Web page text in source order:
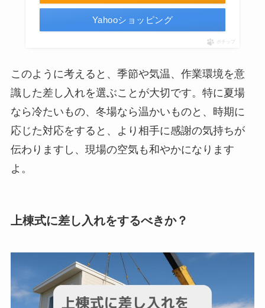
Yahooショッピング
ポチップ
このように考えると、季節や気温、作業環境を意
識した差し入れを選ぶことが大切です。特に夏場
なら冷たいもの、冬場なら温かいものと、時期に
応じた対応をすると、より相手に感謝の気持ちが
伝わりますし、現場の空気も和やかになります
よ。
上棟式に差し入れをするべきか？